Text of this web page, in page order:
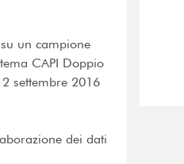
un campione
CAPI Doppio
settembre 2016
dei dati